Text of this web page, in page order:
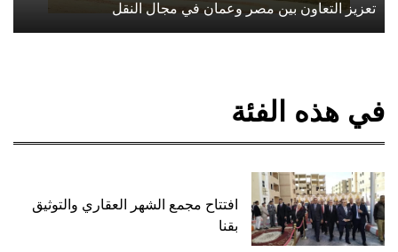
تعزيز التعاون بين مصر وعمان في مجال النقل
في هذه الفئة
افتتاح مجمع الشهر العقاري والتوثيق
بقنا